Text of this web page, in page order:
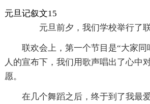
元旦记叙文15
元旦前夕，我们学校举行了联
联欢会上，第一个节目是“大家
人的宣布下，我们用歌声唱出了心中
愿。
在几个舞蹈之后，终于到了我